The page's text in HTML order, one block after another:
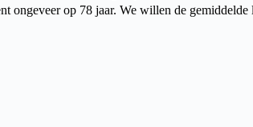
ongeveer op 78 jaar. We willen de